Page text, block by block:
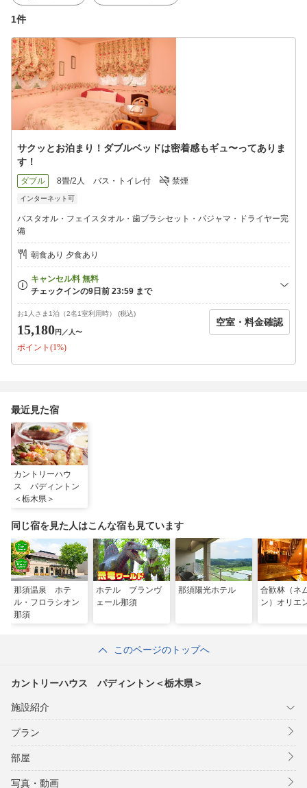
スタッフがお客様のお席でご注文を伺い、その都度、おかわりの
★「こんな写真が欲しかった！」A4サイズのフォトフレームに那
須旅行の思い出のストーリを詰め込みましょう！
3世代旅行のじーじ、ばーばも喜ぶコラージュ写真ですよ！
〇デザートの食べ放題と６時から９０分の飲み放題付
〇お食事の時に皆様の旅の思い出のスナップ写真をお撮りいたし
ます。（ご希望者のみ）
★通常のフォトサービス、または数枚お撮りして思い出のコラー
ジュ写真をお作りするサービスを実施しています。
〇お帰りの時にフォトフレームに入れてお写真をプレゼント
★チーズガーデン那須本店のお買い物券プレゼント
【夕食】
★チキンのオードブルから始まるコースディナー!!
★食べ放題★種類豊富なデザートが食べ放題！
ぐぐ〜んと、種類が増えました！
※ワイン・ウィスキー焼酎・日本酒・カクテル・ジュースなどソ
フトドリンクが飲み放題（セルフサービス）
※幼児はお子様ランチ、小学生は小学生メニューのハンバーグ・
ワンプレートになります。
☆大人はメインは〇牛ーステーキ・〇ハンバーグ・〇地鶏ソテー
の３つからお好きなものを選んでネ！！
【貸切無料ジャグジー】
1件
サクッとお泊まり！ダブルベッドは密着感もギュ〜ってありま
す！
ダブル 8畳/2人 バス・トイレ付 禁煙
インターネット可
バスタオル・フェイスタオル・歯ブラシセット・パジャマ・ドライヤー完
備
朝食あり 夕食あり
お1人さま1泊（2名1室利用時） (税込)
15,180円 ／人〜
ポイント(1%)
空室・料金確認
最近見た宿
カントリーハウ
ス パディントン
＜栃木県＞
同じ宿を見た人はこんな宿も見ています
那須温泉 ホテ
ル・フロラシオン
那須
ホテル ブランヴ
ェール那須
那須陽光ホテル
合歓林（ネ
ン）オリエ
このページのトップへ
カントリーハウス パディントン＜栃木県＞
施設紹介
プラン
部屋
写真・動画